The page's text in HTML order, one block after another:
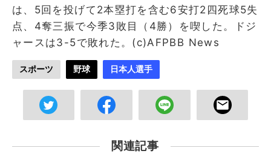
は、5回を投げて2本塁打を含む6安打2四死球5失
点、4奪三振で今季3敗目（4勝）を喫した。ドジ
ャースは3-5で敗れた。(c)AFPBB News
スポーツ 野球 日本人選手
関連記事